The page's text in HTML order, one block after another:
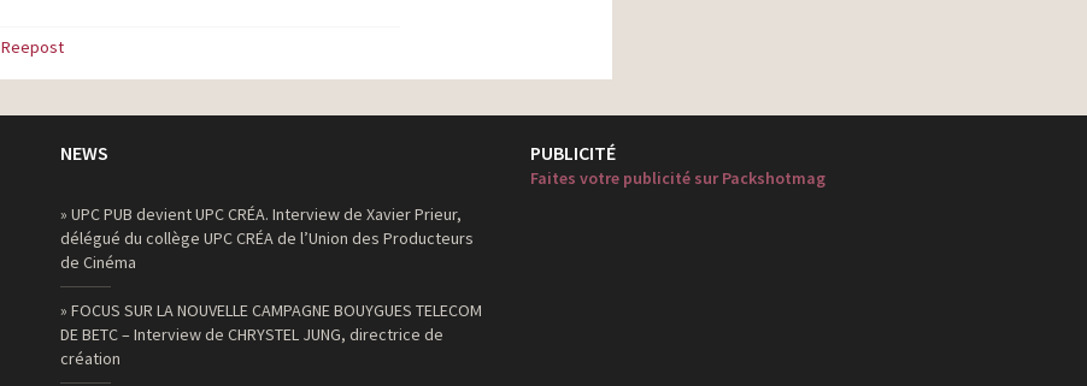
Reepost
NEWS
» UPC PUB devient UPC CRÉA. Interview de Xavier Prieur,
délégué du collège UPC CRÉA de l’Union des Producteurs
de Cinéma
» FOCUS SUR LA NOUVELLE CAMPAGNE BOUYGUES TELECOM
DE BETC – Interview de CHRYSTEL JUNG, directrice de
création
PUBLICITÉ
Faites votre publicité sur Packshotmag